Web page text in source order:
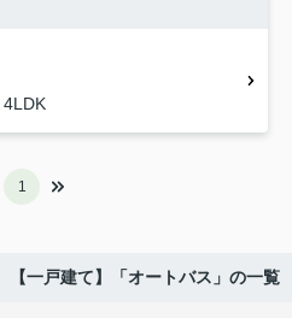
1
【一戸建て】「オートバス」の一覧